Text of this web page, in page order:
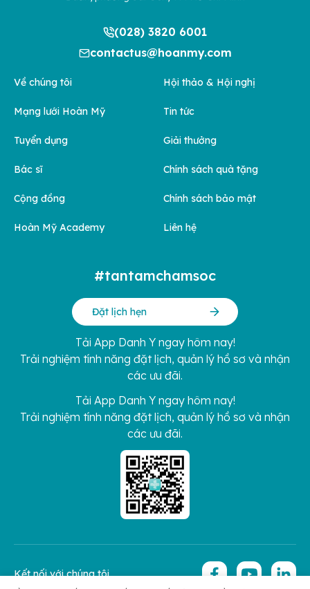
(028) 3820 6001
contactus@hoanmy.com
Về chúng tôi
Mạng lưới Hoàn Mỹ
Tuyển dụng
Bác sĩ
Cộng đồng
Hoàn Mỹ Academy
Hội thảo & Hội nghị
Tin tức
Giải thưởng
Chính sách quà tặng
Chính sách bảo mật
Liên hệ
#tantamchamsoc
Đặt lịch hẹn
Tải App Danh Y ngay hôm nay!
Trải nghiệm tính năng đặt lịch, quản lý hồ sơ và nhận
các ưu đãi.
Tải App Danh Y ngay hôm nay!
Trải nghiệm tính năng đặt lịch, quản lý hồ sơ và nhận
các ưu đãi.
Kết nối với chúng tôi